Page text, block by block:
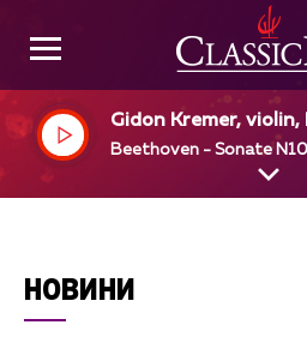
Gidon Kremer,
Beethoven - Sonate
НОВИНИ